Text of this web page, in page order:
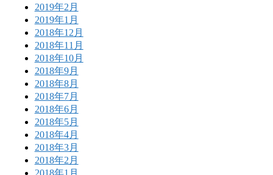
2019年2月
2019年1月
2018年12月
2018年11月
2018年10月
2018年9月
2018年8月
2018年7月
2018年6月
2018年5月
2018年4月
2018年3月
2018年2月
2018年1月